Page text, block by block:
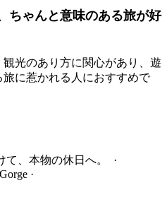
ちゃんと意味のある旅が好
光のあり方に関心があり、遊
に惹かれる人におすすめで
て、本物の休日へ。 ·
·